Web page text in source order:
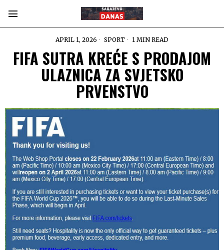
APRIL 1, 2026 SPORT 1 MIN READ
FIFA SUTRA KREĆE S PRODAJOM
ULAZNICA ZA SVJETSKO
PRVENSTVO